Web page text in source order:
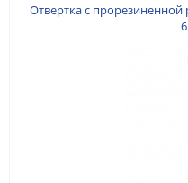
Отвертка с